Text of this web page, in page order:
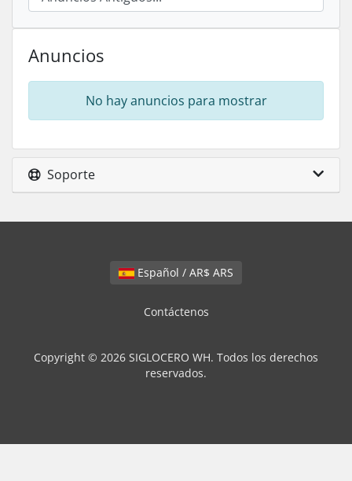
Anuncios
No hay anuncios para mostrar
Soporte
Español / AR$ ARS
Contáctenos
Copyright © 2026 SIGLOCERO WH. Todos los derechos
reservados.